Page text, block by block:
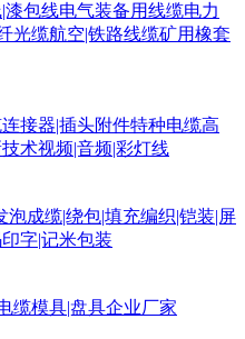
漆包线电气装备用线缆电力
光缆航空|铁路线缆矿用橡套
连接器|插头附件特种电缆高
术视频|音频|彩灯线
泡成缆|绕包|填充编织|铠装|屏
字|记米包装
缆模具|盘具企业厂家